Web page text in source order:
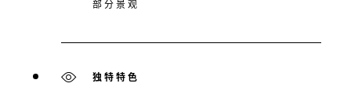
部分景观
独特特色